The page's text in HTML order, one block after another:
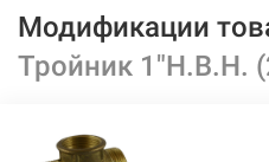
Модификации
Тройник 1"Н.В.Н.